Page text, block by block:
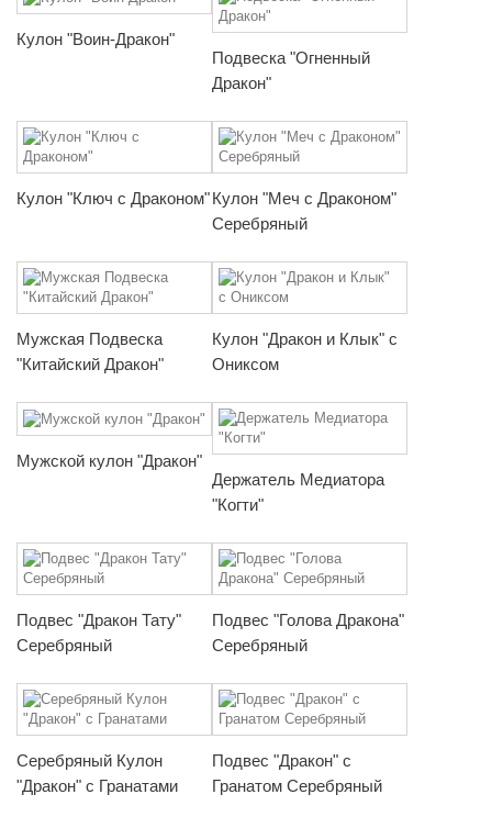
Кулон "Воин-Дракон"
Подвеска "Огненный
Дракон"
Кулон "Ключ с Драконом"Кулон "Меч с Драконом"
Серебряный
Мужская Подвеска
"Китайский Дракон"
Кулон "Дракон и Клык" с
Ониксом
Мужской кулон "Дракон"
Держатель Медиатора
"Когти"
Подвес "Дракон Тату"
Серебряный
Подвес "Голова Дракона"
Серебряный
Серебряный Кулон
"Дракон" с Гранатами
Подвес "Дракон" с
Гранатом Серебряный